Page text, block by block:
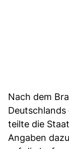
Nach dem
teilte die
Angaben